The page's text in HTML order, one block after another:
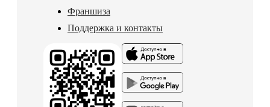
Франшиза
Поддержка и контакты